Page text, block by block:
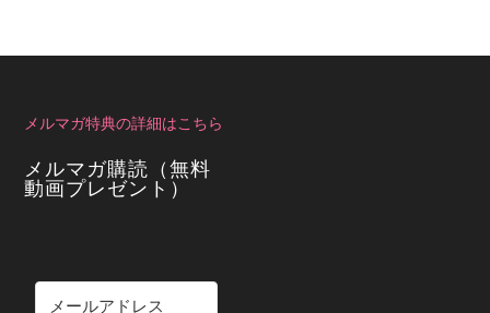
メルマガ特典の詳細はこちら
メルマガ購読（無料
動画プレゼント）